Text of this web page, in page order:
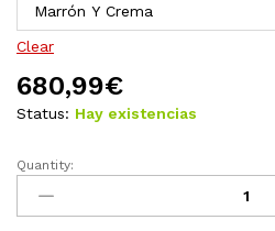
Clear
680,99€
Status: Hay existencias
Muebles
jardín
Quantity: